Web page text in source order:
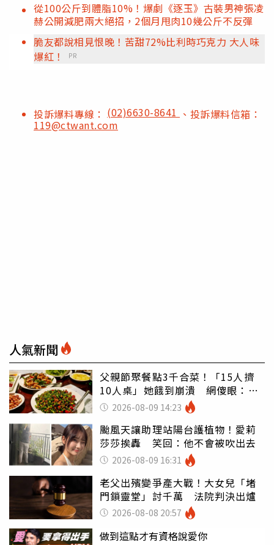
從100公斤到體脂10%！爆劇《逐玉》古裝男神張凌
赫公開減肥兩大絕招，2個月甩肉10幾公斤不反彈
脆友都說相見恨晚！苦甜72%比利時巧克力 大人味
爆紅！
PR
投訴爆料專線： (02)6630-8641 、投訴爆料信箱：
119@ctwant.com
人氣新聞
父親節聚餐點3千合菜！「15人擠
10人桌」她餓到崩潰 網傻眼：讓
店家看笑話
2026-08-09 14:23
颱風天讓助理站陽台護植物！愛莉
莎莎挨轟 笑回：他不會被吹出去
2026-08-09 16:31
老父出殯變爭產大戰！大女兒「堵
門鎖靈堂」討千萬 法院判決出爐
2026-08-08 20:57
做到這點才有資格說愛你